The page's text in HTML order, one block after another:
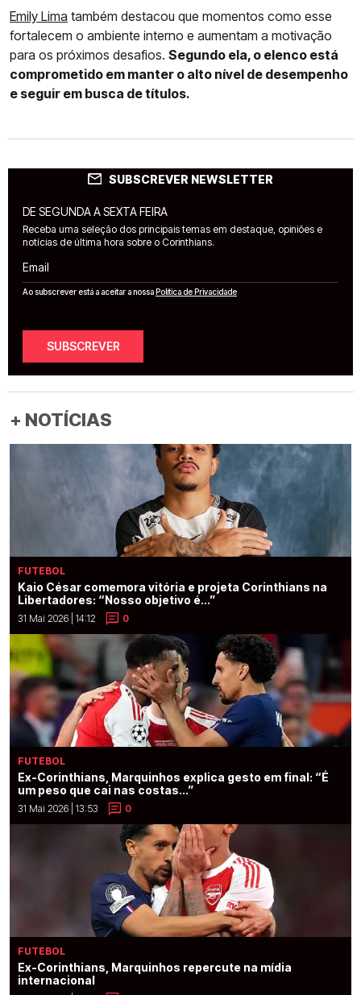
Emily Lima também destacou que momentos como esse
fortalecem o ambiente interno e aumentam a motivação
para os próximos desafios. Segundo ela, o elenco está
comprometido em manter o alto nível de desempenho
e seguir em busca de títulos.
SUBSCREVER NEWSLETTER
DE SEGUNDA A SEXTA FEIRA
Receba uma seleção dos principais temas em destaque, opiniões e
notícias de última hora sobre o Corinthians.
Email
Ao subscrever está a aceitar a nossaPolítica de Privacidade
SUBSCREVER
+ NOTÍCIAS
FUTEBOL
Kaio César comemora vitória e projeta Corinthians na
Libertadores: “Nosso objetivo é...”
31 Mai 2026 | 14:12 0
FUTEBOL
Ex-Corinthians, Marquinhos explica gesto em final: “É
um peso que cai nas costas...”
31 Mai 2026 | 13:53 0
FUTEBOL
Ex-Corinthians, Marquinhos repercute na mídia
internacional